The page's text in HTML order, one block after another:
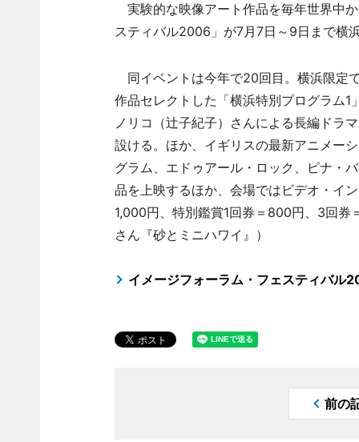
実験的な映像アート作品を毎年世界中
スティバル2006」が7月7日～9日まで横
同イベントは今年で20回目。横浜限定
作品セレクトした「横浜特別プログラム
ノリコ（辻子紀子）さんによる長編ドラ
設ける。ほか、イギリスの最新アニメー
グラム、エドゥアール・ロック、ピナ・
品を上映するほか、会場ではビデオ・イ
1,000円、特別鑑賞1回券＝800円、3回
さん『砂とミニハワイ』）
イメージフォーラム・フェスティバル
前の